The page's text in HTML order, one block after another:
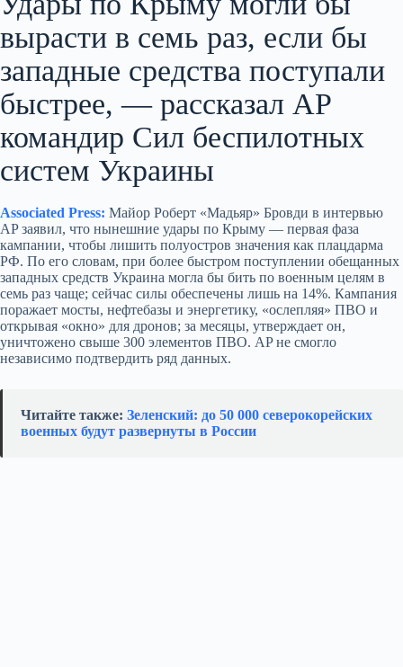
вырасти в семь раз, если бы
западные средства поступали
быстрее, — рассказал AP
командир Сил беспилотных
систем Украины
Associated Press: Майор Роберт «Мадьяр» Бровди в интервью
AP заявил, что нынешние удары по Крыму — первая фаза
кампании, чтобы лишить полуостров значения как плацдарма
РФ. По его словам, при более быстром поступлении обещанных
западных средств Украина могла бы бить по военным целям в
семь раз чаще; сейчас силы обеспечены лишь на 14%. Кампания
поражает мосты, нефтебазы и энергетику, «ослепляя» ПВО и
открывая «окно» для дронов; за месяцы, утверждает он,
уничтожено свыше 300 элементов ПВО. AP не смогло
независимо подтвердить ряд данных.
Читайте также: Зеленский: до 50 000 северокорейских
военных будут развернуты в России